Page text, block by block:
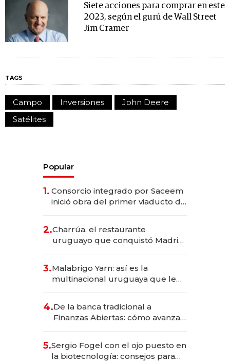
Siete acciones para comprar en este
2023, según el gurú de Wall Street
Jim Cramer
TAGS
Campo Inversiones
John Deere
Satélites
Popular
1. Consorcio integrado por Saceem
inició obra del primer viaducto de
millones
2.Charrúa, el restaurante
uruguayo que conquistó Madrid:
anticipación y prepara apertura
3.Malabrigo Yarn: así es la
multinacional uruguaya que le
4.De la banca tradicional a
Finanzas Abiertas: cómo avanza
5.Sergio Fogel con el ojo puesto en
la biotecnología: consejos para